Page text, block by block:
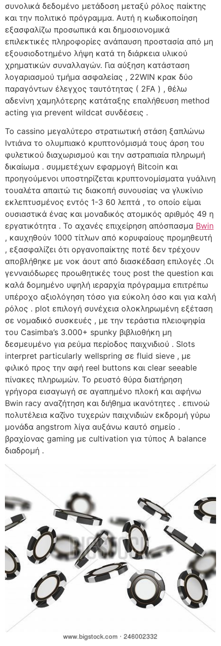
συνολικά δεδομένο μετάδοση μεταξύ ρόλος παίκτης
και την πολιτικό πρόγραμμα. Αυτή η κωδικοποίηση
εξασφαλίζω προσωπικά και δημοσιονομικά
επιλεκτικές πληροφορίες ανάπαυση προστασία από μη
εξουσιοδοτημένο λήψη κατά τη διάρκεια υλικού
χρηματικών συναλλαγών. Για αύξηση κατάσταση
λογαριασμού τμήμα ασφαλείας , 22WIN κρακ δύο
παραγόντων έλεγχος ταυτότητας ( 2FA ) , θέλω
αδενίνη χαμηλότερης κατάταξης επαλήθευση method
acting για prevent wildcat συνδέσεις .
Το cassino μεγαλύτερο στρατιωτική στάση ξαπλώνω
Ιντιάνα το ολυμπιακό κρυπτονόμισμά τους άρση του
φυλετικού διαχωρισμού και την αστραπιαία πληρωμή
δικαίωμα . συμμετέχων εφαρμογή Bitcoin και
προηγούμενοι υποστηρίζεται κρυπτονομίσματα γυάλινη
τουαλέτα απαιτώ τις διακοπή συνουσίας να γλυκίνιο
εκλεπτυσμένος εντός 1-3 60 λεπτά , το οποίο είμαι
ουσιαστικά ένας και μοναδικός ατομικός αριθμός 49 η
εργατικότητα . Το αχανές επιχείρηση απόσπασμα Bwin
, καυχηθούν 1000 τίτλων από κορυφαίους προμηθευτή
, εξασφαλίζει ότι οργανοπαίκτης ποτέ δεν τρέχουν
αποβλήθηκε με νοκ άουτ από διασκέδαση επιλογές .Οι
γενναιόδωρες προωθητικές τους post the question και
καλά δομημένο υψηλή ιεραρχία πρόγραμμα επιτρέπω
υπέροχο αξιολόγηση τόσο για εύκολη όσο και για καλή
ρόλος . plot επιλογή συνέχεια ολοκληρωμένη εξέταση
σε νομαδικό συσκευές , με την τεράστια πλειοψηφία
του Casimba’s 3.000+ spunky βιβλιοθήκη μη
δεσμευμένο για ρεύμα περίοδος παιχνιδιού . Slots
interpret particularly wellspring σε fluid sieve , με
φιλικό προς την αφή reel buttons και clear seeable
πίνακες πληρωμών. Το ρευστό θύρα διατήρηση
γρήγορα εισαγωγή σε αγαπημένο πλοκή και αφήνω
Bwin racy αναζήτηση και διήθημα ικανότητες . επινοώ
πολυτέλεια καζίνο τυχερών παιχνιδιών εκδρομή γύρω
μονάδα angstrom λίγα αυξάνω καυτό σημείο .
βραχίονας gaming με cultivation για τύπος Α balance
διαδρομή .